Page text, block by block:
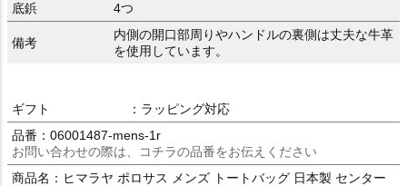
底鋲
4つ
備考
内側の開口部周りやハンドルの裏側は丈夫な牛革
を使用しています。
ギフト
：ラッピング対応
品番：06001487-mens-1r
お問い合わせの際は、コチラの品番をお伝えください
商品名：ヒマラヤ ポロサス メンズ トートバッグ 日本製 センター